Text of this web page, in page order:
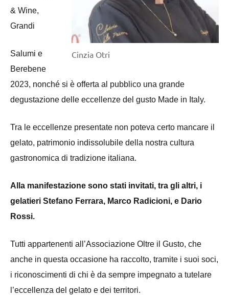
Cinzia Otri
& Wine,
Grandi
Salumi e
Berebene
2023, nonché si è offerta al pubblico una grande
degustazione delle eccellenze del gusto Made in Italy.
Tra le eccellenze presentate non poteva certo mancare il
gelato, patrimonio indissolubile della nostra cultura
gastronomica di tradizione italiana.
Alla manifestazione sono stati invitati, tra gli altri, i
gelatieri Stefano Ferrara, Marco Radicioni, e Dario
Rossi.
Tutti appartenenti all’Associazione Oltre il Gusto, che
anche in questa occasione ha raccolto, tramite i suoi soci,
i riconoscimenti di chi è da sempre impegnato a tutelare
l’eccellenza del gelato e dei territori.